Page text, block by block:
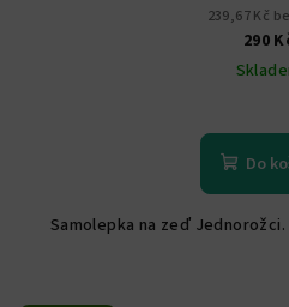
239,67 Kč
290
Do
Samolepka na zeď